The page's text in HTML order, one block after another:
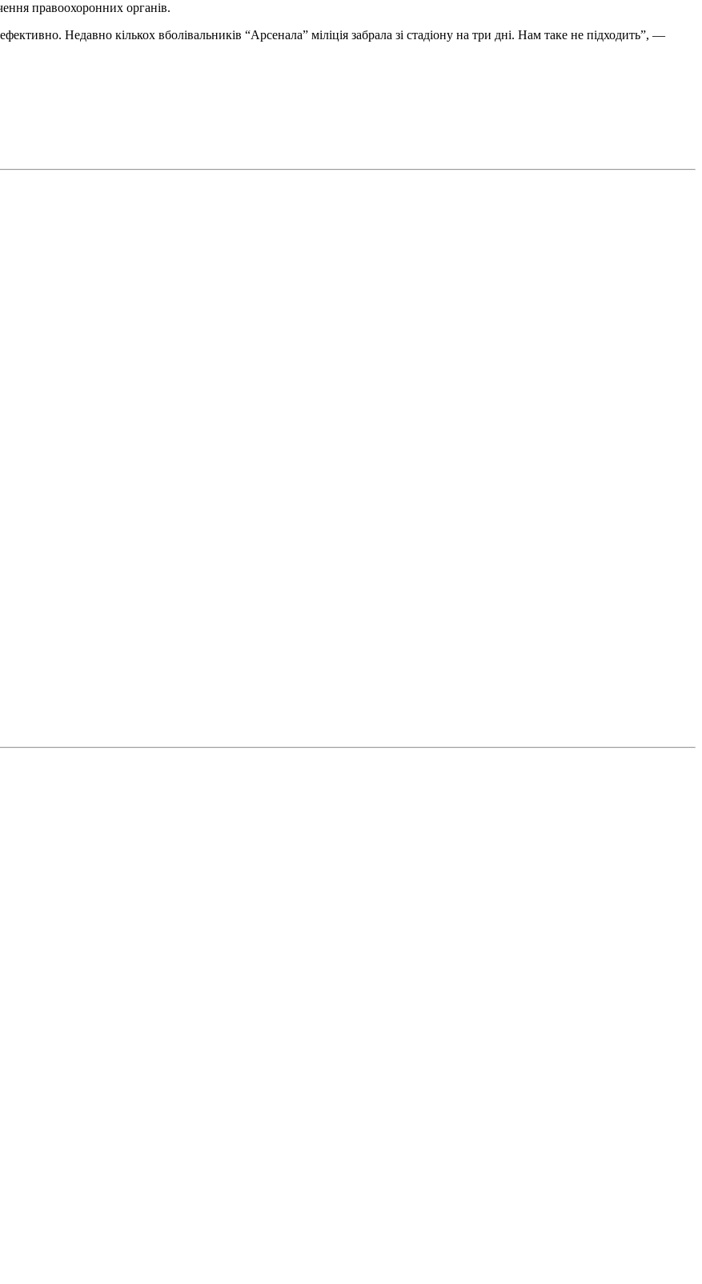
правоохоронних органів.
Недавно кількох вболівальників “Арсенала” міліція забрала зі стадіону на три дні. Нам таке не підходить”, —